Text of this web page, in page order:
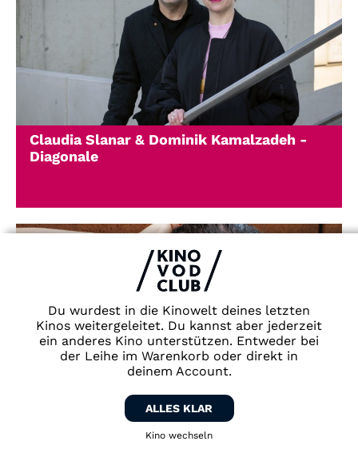
Du wurdest in die Kinowelt deines letzten
Kinos weitergeleitet. Du kannst aber jederzeit
ein anderes Kino unterstützen. Entweder bei
der Leihe im Warenkorb oder direkt in
deinem Account.
ALLES KLAR
Kino wechseln
Claudia Slanar & Dominik Kamalzadeh -
Diagonale
Valentin Postlmayr